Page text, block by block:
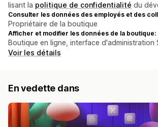
lisant la politique de confidentialité du
Consulter les données des employés et des
Propriétaire de la boutique
Afficher et modifier les données de la boutique:
Boutique en ligne, interface d'administration
Voir les détails
En vedette dans